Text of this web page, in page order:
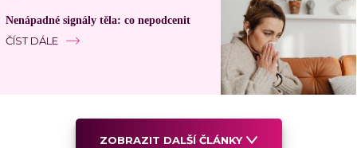
Nenápadné signály těla: co nepodcenit
ČÍST DÁLE
ZOBRAZIT DALŠÍ ČLÁNKY